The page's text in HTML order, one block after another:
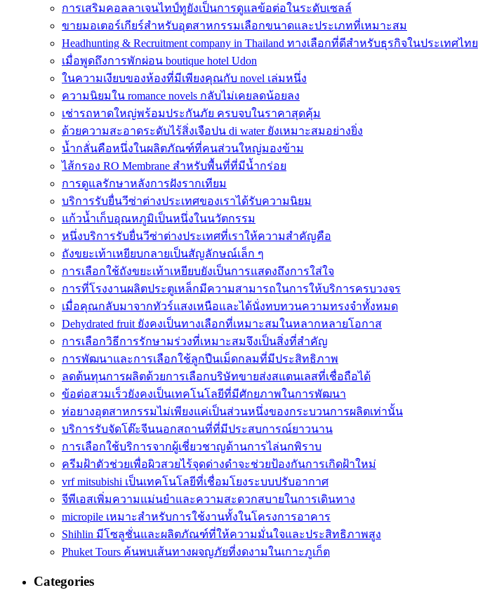
การเสริมคอลลาเจนไทป์ทูยังเป็นการดูแลข้อต่อในระดับเซลล์
ขายมอเตอร์เกียร์สำหรับอุตสาหกรรมเลือกขนาดและประเภทที่เหมาะสม
Headhunting & Recruitment company in Thailand ทางเลือกที่ดีสำหรับธุรกิจในประเทศไทย
เมื่อพูดถึงการพักผ่อน boutique hotel Udon
ในความเงียบของห้องที่มีเพียงคุณกับ novel เล่มหนึ่ง
ความนิยมใน romance novels กลับไม่เคยลดน้อยลง
เช่ารถหาดใหญ่พร้อมประกันภัย ครบจบในราคาสุดคุ้ม
ด้วยความสะอาดระดับไร้สิ่งเจือปน di water ยังเหมาะสมอย่างยิ่ง
น้ำกลั่นคือหนึ่งในผลิตภัณฑ์ที่คนส่วนใหญ่มองข้าม
ไส้กรอง RO Membrane สำหรับพื้นที่ที่มีน้ำกร่อย
การดูแลรักษาหลังการฝังรากเทียม
บริการรับยื่นวีซ่าต่างประเทศของเราได้รับความนิยม
แก้วน้ำเก็บอุณหภูมิเป็นหนึ่งในนวัตกรรม
หนึ่งบริการรับยื่นวีซ่าต่างประเทศที่เราให้ความสำคัญคือ
ถังขยะเท้าเหยียบกลายเป็นสัญลักษณ์เล็ก ๆ
การเลือกใช้ถังขยะเท้าเหยียบยังเป็นการแสดงถึงการใส่ใจ
การที่โรงงานผลิตประตูเหล็กมีความสามารถในการให้บริการครบวงจร
เมื่อคุณกลับมาจากทัวร์แสงเหนือและได้นั่งทบทวนความทรงจำทั้งหมด
Dehydrated fruit ยังคงเป็นทางเลือกที่เหมาะสมในหลากหลายโอกาส
การเลือกวิธีการรักษามร่วงที่เหมาะสมจึงเป็นสิ่งที่สำคัญ
การพัฒนาและการเลือกใช้ลูกปืนเม็ดกลมที่มีประสิทธิภาพ
ลดต้นทุนการผลิตด้วยการเลือกบริษัทขายส่งสแตนเลสที่เชื่อถือได้
ข้อต่อสวมเร็วยังคงเป็นเทคโนโลยีที่มีศักยภาพในการพัฒนา
ท่อยางอุตสาหกรรมไม่เพียงแค่เป็นส่วนหนึ่งของกระบวนการผลิตเท่านั้น
บริการรับจัดโต๊ะจีนนอกสถานที่ที่มีประสบการณ์ยาวนาน
การเลือกใช้บริการจากผู้เชี่ยวชาญด้านการไล่นกพิราบ
ครีมฝ้าตัวช่วยเพื่อผิวสวยไร้จุดด่างดำจะช่วยป้องกันการเกิดฝ้าใหม่
vrf mitsubishi เป็นเทคโนโลยีที่เชื่อมโยงระบบปรับอากาศ
จีพีเอสเพิ่มความแม่นยำและความสะดวกสบายในการเดินทาง
micropile เหมาะสำหรับการใช้งานทั้งในโครงการอาคาร
Shihlin มีโซลูชั่นและผลิตภัณฑ์ที่ให้ความมั่นใจและประสิทธิภาพสูง
Phuket Tours ค้นพบเส้นทางผจญภัยที่งดงามในเกาะภูเก็ต
Categories